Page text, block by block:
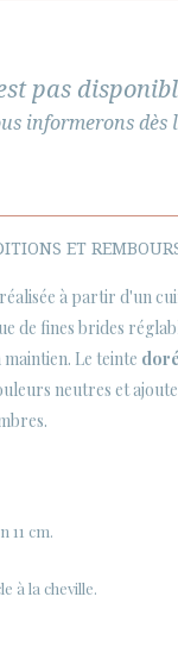
pas
informerons dès
ET
à partir d'un
de fines brides
Le teinte
neutres et
11 cm.
à la cheville.